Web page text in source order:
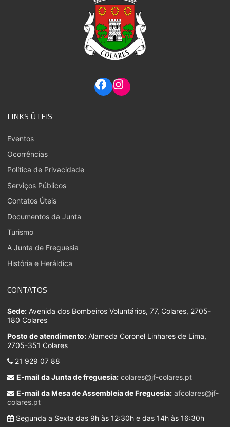
LINKS ÚTEIS
Eventos
Ocorrências
Política de Privacidade
Serviços Públicos
Contatos Úteis
Documentos da Junta
Turismo
A Junta de Freguesia
História e Heráldica
CONTATOS
Sede: Avenida dos Bombeiros Voluntários, 77, Colares, 2705-
180 Colares
Posto de atendimento: Alameda Coronel Linhares de Lima,
2705-351 Colares
21 929 07 88
E-mail da Junta de freguesia: colares@jf-colares.pt
E-mail da Mesa de Assembleia de Freguesia: afcolares@jf-
colares.pt
Segunda a Sexta das 9h às 12:30h e das 14h às 16:30h